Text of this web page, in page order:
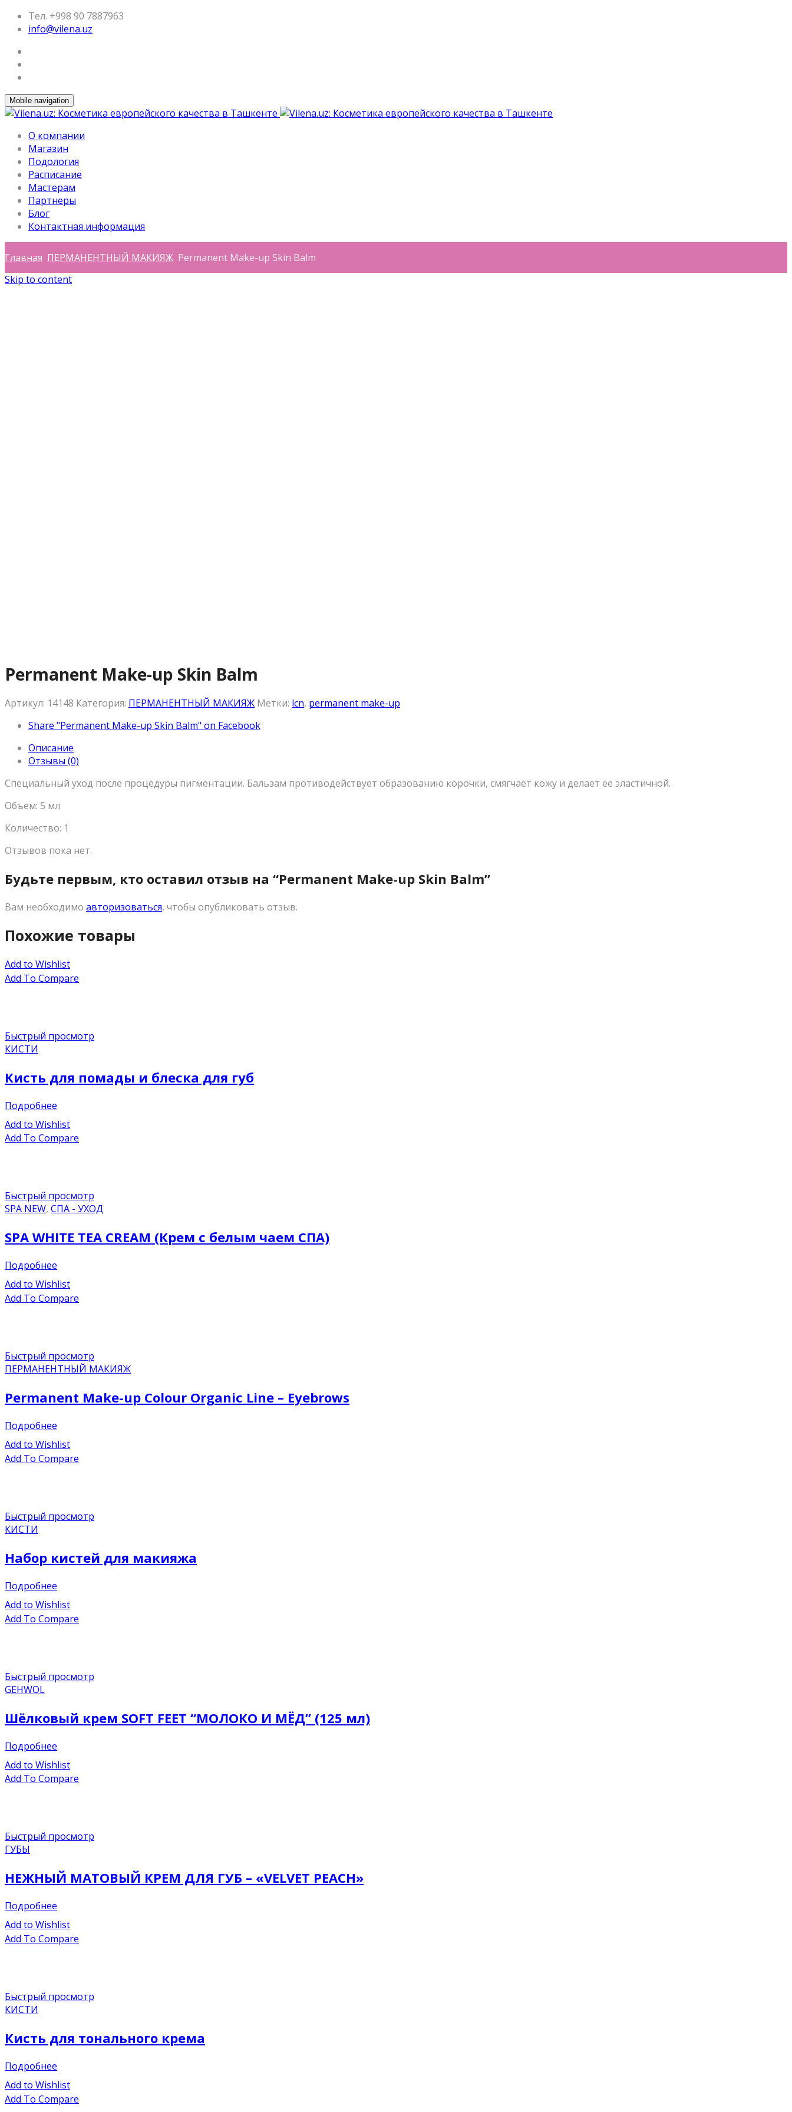
Тел. +998 90 7887963
info@vilena.uz
Mobile navigation
О компании
Магазин
Подология
Расписание
Мастерам
Партнеры
Блог
Контактная информация
Главная ПЕРМАНЕНТНЫЙ МАКИЯЖ Permanent Make-up Skin Balm
Skip to content
Permanent Make-up Skin Balm
Артикул: 14148 Категория: ПЕРМАНЕНТНЫЙ МАКИЯЖ Метки: lcn, permanent make-up
Share "Permanent Make-up Skin Balm" on Facebook
Описание
Отзывы (0)
Специальный уход после процедуры пигментации. Бальзам противодействует образованию корочки, смягчает кожу и делает ее эластичной.
Объем: 5 мл
Количество: 1
Отзывов пока нет.
Будьте первым, кто оставил отзыв на “Permanent Make-up Skin Balm”
Вам необходимо авторизоваться, чтобы опубликовать отзыв.
Похожие товары
Add to Wishlist
Add To Compare
Быстрый просмотр
КИСТИ
Кисть для помады и блеска для губ
Подробнее
Add to Wishlist
Add To Compare
Быстрый просмотр
SPA NEW, СПА - УХОД
SPA WHITE TEA CREAM (Крем с белым чаем СПА)
Подробнее
Add to Wishlist
Add To Compare
Быстрый просмотр
ПЕРМАНЕНТНЫЙ МАКИЯЖ
Permanent Make-up Colour Organic Line – Eyebrows
Подробнее
Add to Wishlist
Add To Compare
Быстрый просмотр
КИСТИ
Набор кистей для макияжа
Подробнее
Add to Wishlist
Add To Compare
Быстрый просмотр
GEHWOL
Шёлковый крем SOFT FEET “МОЛОКО И МЁД” (125 мл)
Подробнее
Add to Wishlist
Add To Compare
Быстрый просмотр
ГУБЫ
НЕЖНЫЙ МАТОВЫЙ КРЕМ ДЛЯ ГУБ – «VELVET PEACH»
Подробнее
Add to Wishlist
Add To Compare
Быстрый просмотр
КИСТИ
Кисть для тонального крема
Подробнее
Add to Wishlist
Add To Compare